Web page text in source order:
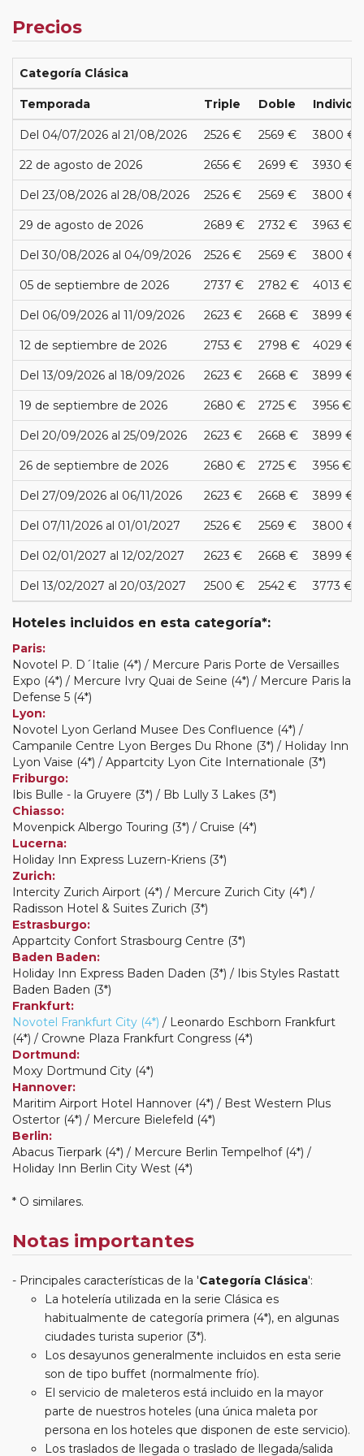
Precios
Categoría Clásica
Temporada Triple Doble
Del 04/07/2026 al 21/08/2026 2526 € 2569 € 3800 €
22 de agosto de 2026 2656 € 2699 € 3930 €
Del 23/08/2026 al 28/08/2026 2526 € 2569 € 3800 €
29 de agosto de 2026 2689 € 2732 € 3963 €
Del 30/08/2026 al 04/09/2026 2526 € 2569 € 3800 €
05 de septiembre de 2026 2737 € 2782 € 4013 €
Del 06/09/2026 al 11/09/2026 2623 € 2668 € 3899 €
12 de septiembre de 2026 2753 € 2798 € 4029 €
Del 13/09/2026 al 18/09/2026 2623 € 2668 € 3899 €
19 de septiembre de 2026 2680 € 2725 € 3956 €
Del 20/09/2026 al 25/09/2026 2623 € 2668 € 3899 €
26 de septiembre de 2026 2680 € 2725 € 3956 €
Del 27/09/2026 al 06/11/2026 2623 € 2668 € 3899 €
Del 07/11/2026 al 01/01/2027 2526 € 2569 € 3800 €
Del 02/01/2027 al 12/02/2027 2623 € 2668 € 3899 €
Del 13/02/2027 al 20/03/2027 2500 € 2542 € 3773 €
Hoteles incluidos en esta categoría*:
Paris:
Novotel P. D´Italie (4*) / Mercure Paris Porte de Versailles
Expo (4*) / Mercure Ivry Quai de Seine (4*) / Mercure Paris la
Defense 5 (4*)
Lyon:
Novotel Lyon Gerland Musee Des Confluence (4*) /
Campanile Centre Lyon Berges Du Rhone (3*) / Holiday Inn
Lyon Vaise (4*) / Appartcity Lyon Cite Internationale (3*)
Friburgo:
Ibis Bulle - la Gruyere (3*) / Bb Lully 3 Lakes (3*)
Chiasso:
Movenpick Albergo Touring (3*) / Cruise (4*)
Lucerna:
Holiday Inn Express Luzern-Kriens (3*)
Zurich:
Intercity Zurich Airport (4*) / Mercure Zurich City (4*) /
Radisson Hotel & Suites Zurich (3*)
Estrasburgo:
Appartcity Confort Strasbourg Centre (3*)
Baden Baden:
Holiday Inn Express Baden Daden (3*) / Ibis Styles Rastatt
Baden Baden (3*)
Frankfurt:
Novotel Frankfurt City (4*) / Leonardo Eschborn Frankfurt
(4*) / Crowne Plaza Frankfurt Congress (4*)
Dortmund:
Moxy Dortmund City (4*)
Hannover:
Maritim Airport Hotel Hannover (4*) / Best Western Plus
Ostertor (4*) / Mercure Bielefeld (4*)
Berlin:
Abacus Tierpark (4*) / Mercure Berlin Tempelhof (4*) /
Holiday Inn Berlin City West (4*)
* O similares.
Notas importantes
Principales características de la 'Categoría Clásica':
La hotelería utilizada en la serie Clásica es
habitualmente de categoría primera (4*), en algunas
ciudades turista superior (3*).
Los desayunos generalmente incluidos en esta serie
son de tipo buffet (normalmente frío).
El servicio de maleteros está incluido en la mayor
parte de nuestros hoteles (una única maleta por
persona en los hoteles que disponen de este servicio).
Los traslados de llegada o traslado de llegada/salida